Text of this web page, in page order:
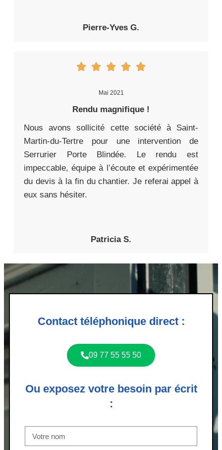
Pierre-Yves G.
Mai 2021
Rendu magnifique !
Nous avons sollicité cette société à Saint-
Martin-du-Tertre pour une intervention de
Serrurier Porte Blindée. Le rendu est
impeccable, équipe à l’écoute et expérimentée
du devis à la fin du chantier. Je referai appel à
eux sans hésiter.
Patricia S.
Contact téléphonique direct :
09 77 55 55 50
Ou exposez votre besoin par écrit
: